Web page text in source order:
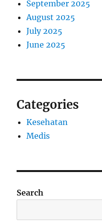
September 2025
August 2025
July 2025
June 2025
Categories
Kesehatan
Medis
Search